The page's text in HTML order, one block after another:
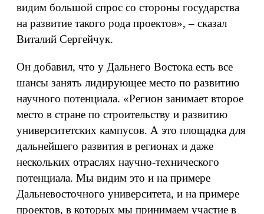
видим большой спрос со стороны государства
на развитие такого рода проектов», – сказал
Виталий Сергейчук.
Он добавил, что у Дальнего Востока есть все
шансы занять лидирующее место по развитию
научного потенциала. «Регион занимает второе
место в стране по строительству и развитию
университетских кампусов. А это площадка для
дальнейшего развития в регионах и даже
нескольких отраслях научно-технического
потенциала. Мы видим это и на примере
Дальневосточного университета, и на примере
проектов, в которых мы принимаем участие в